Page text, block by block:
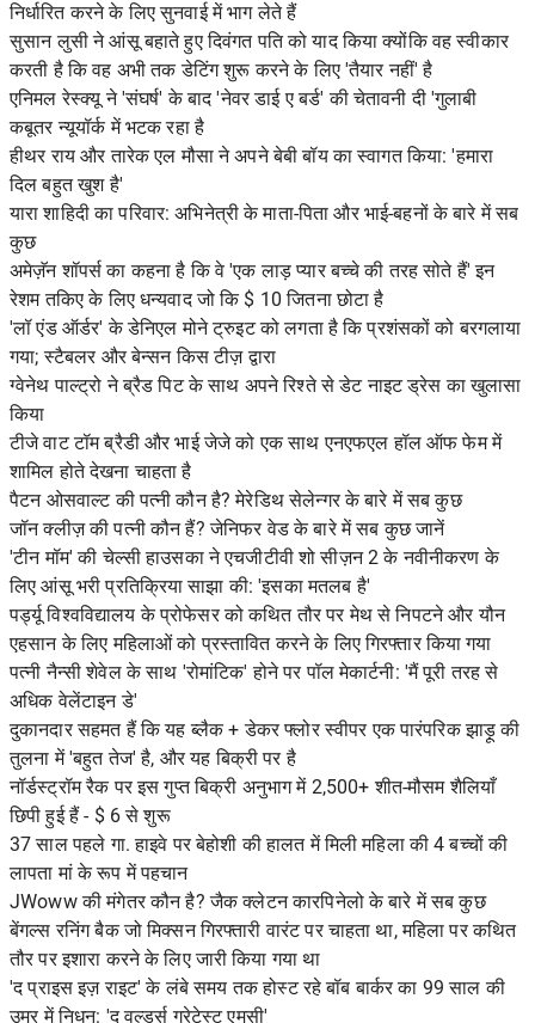
निर्धारित करने के लिए सुनवाई में भाग लेते हैं
सुसान लुसी ने आंसू बहाते हुए दिवंगत पति को याद किया क्योंकि वह स्वीकार
करती है कि वह अभी तक डेटिंग शुरू करने के लिए 'तैयार नहीं' है
एनिमल रेस्क्यू ने 'संघर्ष' के बाद 'नेवर डाई ए बर्ड' की चेतावनी दी 'गुलाबी
कबूतर न्यूयॉर्क में भटक रहा है
हीथर राय और तारेक एल मौसा ने अपने बेबी बॉय का स्वागत किया: 'हमारा
दिल बहुत खुश है'
यारा शाहिदी का परिवार: अभिनेत्री के माता-पिता और भाई-बहनों के बारे में सब
कुछ
अमेज़ॅन शॉपर्स का कहना है कि वे 'एक लाड़ प्यार बच्चे की तरह सोते हैं' इन
रेशम तकिए के लिए धन्यवाद जो कि $ 10 जितना छोटा है
'लॉ एंड ऑर्डर' के डेनिएल मोने ट्रुइट को लगता है कि प्रशंसकों को बरगलाया
गया; स्टैबलर और बेन्सन किस टीज़ द्वारा
ग्वेनेथ पाल्ट्रो ने ब्रैड पिट के साथ अपने रिश्ते से डेट नाइट ड्रेस का खुलासा
किया
टीजे वाट टॉम ब्रैडी और भाई जेजे को एक साथ एनएफएल हॉल ऑफ फेम में
शामिल होते देखना चाहता है
पैटन ओसवाल्ट की पत्नी कौन है? मेरेडिथ सेलेन्गर के बारे में सब कुछ
जॉन क्लीज़ की पत्नी कौन हैं? जेनिफर वेड के बारे में सब कुछ जानें
'टीन मॉम' की चेल्सी हाउसका ने एचजीटीवी शो सीज़न 2 के नवीनीकरण के
लिए आंसू भरी प्रतिक्रिया साझा की: 'इसका मतलब है'
पर्ड्यू विश्वविद्यालय के प्रोफेसर को कथित तौर पर मेथ से निपटने और यौन
एहसान के लिए महिलाओं को प्रस्तावित करने के लिए गिरफ्तार किया गया
पत्नी नैन्सी शेवेल के साथ 'रोमांटिक' होने पर पॉल मेकार्टनी: 'मैं पूरी तरह से
अधिक वेलेंटाइन डे'
दुकानदार सहमत हैं कि यह ब्लैक + डेकर फ्लोर स्वीपर एक पारंपरिक झाड़ू की
तुलना में 'बहुत तेज' है, और यह बिक्री पर है
नॉर्डस्ट्रॉम रैक पर इस गुप्त बिक्री अनुभाग में 2,500+ शीत-मौसम शैलियाँ
छिपी हुई हैं - $ 6 से शुरू
37 साल पहले गा. हाइवे पर बेहोशी की हालत में मिली महिला की 4 बच्चों की
लापता मां के रूप में पहचान
JWoww की मंगेतर कौन है? जैक क्लेटन कारपिनेलो के बारे में सब कुछ
बेंगल्स रनिंग बैक जो मिक्सन गिरफ्तारी वारंट पर चाहता था, महिला पर कथित
तौर पर इशारा करने के लिए जारी किया गया था
'द प्राइस इज़ राइट' के लंबे समय तक होस्ट रहे बॉब बार्कर का 99 साल की
उम्र में निधन: 'द वर्ल्ड्स ग्रेटेस्ट एमसी'